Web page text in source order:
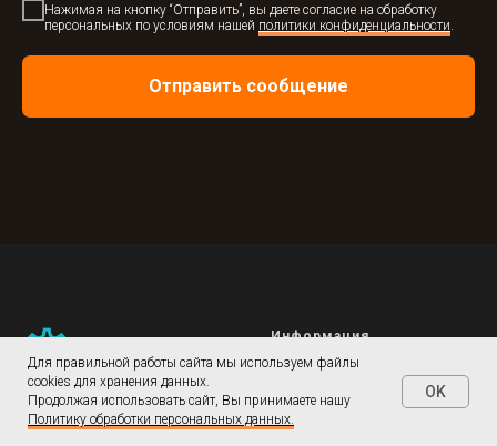
Нажимая на кнопку “Отправить”, вы даете согласие на обработку
персональных по условиям нашей политики конфиденциальности.
Отправить сообщение
Информация
О заводе
Продукция завода
Для партнеров
Для правильной работы сайта мы используем файлы
cookies для хранения данных.
Продолжая использовать сайт, Вы принимаете нашу
Политику обработки персональных данных.
OK